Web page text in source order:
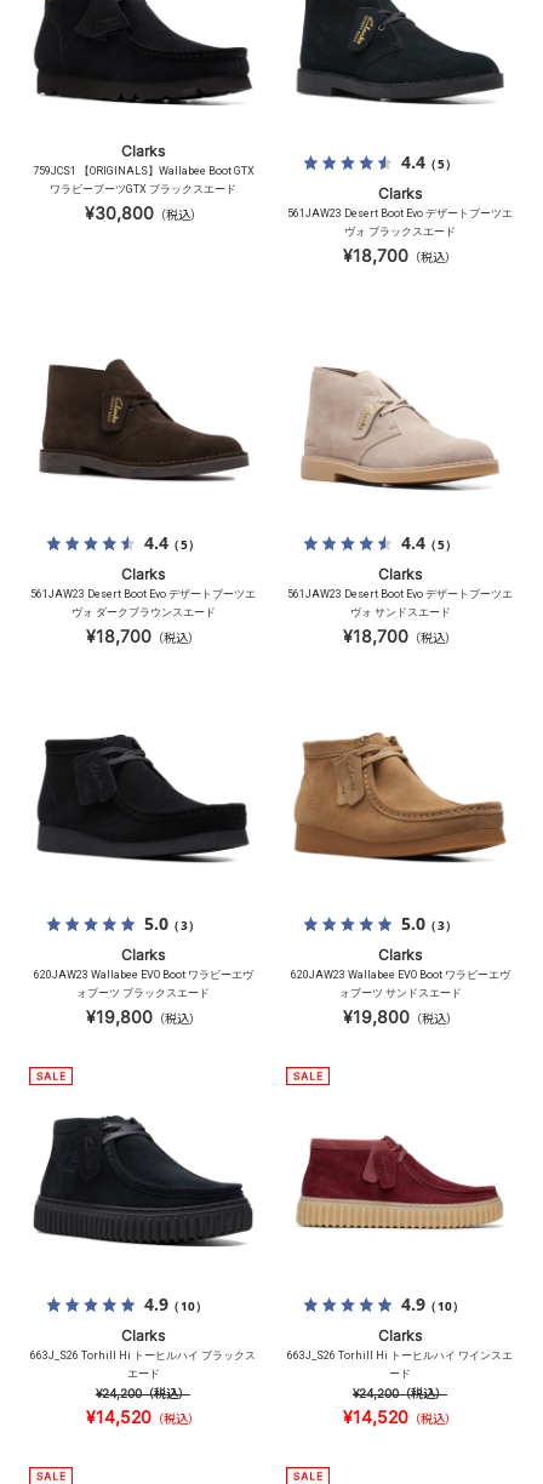
Clarks
759JCS1 【ORIGINALS】Wallabee Boot GTX
ワラビーブーツGTX ブラックスエード
¥30,800（税込）
4.4（5）
Clarks
561JAW23 Desert Boot Evo デザートブーツエ
ヴォ ブラックスエード
¥18,700 （税込）
4.4（5）
Clarks
561JAW23 Desert Boot Evo デザートブーツエ
ヴォ ダークブラウンスエード
¥18,700 （税込）
4.4（5）
Clarks
561JAW23 Desert Boot Evo デザートブーツエ
ヴォ サンドスエード
¥18,700 （税込）
5.0（3）
Clarks
620JAW23 Wallabee EVO Boot ワラビーエヴ
ォブーツ ブラックスエード
¥19,800（税込）
5.0（3）
Clarks
620JAW23 Wallabee EVO Boot ワラビーエヴ
ォブーツ サンドスエード
¥19,800（税込）
4.9（10）
Clarks
663J_S26 Torhill Hi トーヒルハイ ブラックス
エード
¥24,200（税込）
¥14,520 （税込）
4.9（10）
Clarks
663J_S26 Torhill Hi トーヒルハイ ワインスエ
ード
¥24,200（税込）
¥14,520 （税込）